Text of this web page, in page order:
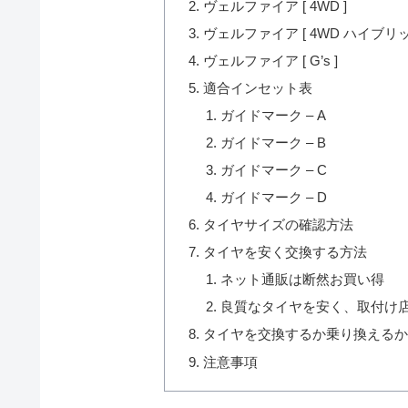
ヴェルファイア [ 4WD ]
ヴェルファイア [ 4WD ハイブリ
ヴェルファイア [ G’s ]
適合インセット表
ガイドマーク – A
ガイドマーク – B
ガイドマーク – C
ガイドマーク – D
タイヤサイズの確認方法
タイヤを安く交換する方法
ネット通販は断然お買い得
良質なタイヤを安く、取付け
タイヤを交換するか乗り換える
注意事項